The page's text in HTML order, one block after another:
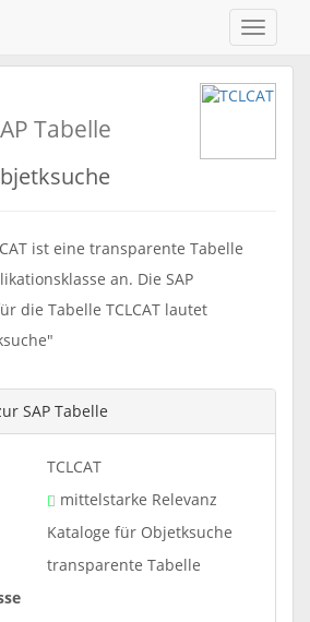
ein-/
Tabelle
ist eine transparente Tabelle
an. Die SAP
die Tabelle TCLCAT lautet
SAP Tabelle
TCLCAT
mittelstarke Relevanz
Kataloge für Objetksuche
transparente Tabelle